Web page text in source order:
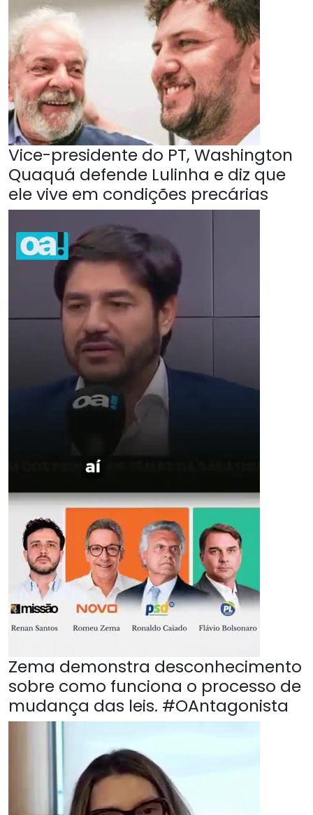
Vice-presidente do PT, Washington
Quaquá defende Lulinha e diz que
ele vive em condições precárias
Zema demonstra desconhecimento
sobre como funciona o processo de
mudança das leis. #OAntagonista